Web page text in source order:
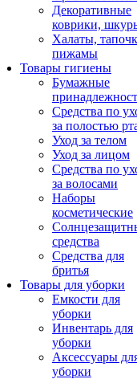
Декоративные
коврики,
Халаты,
пижамы
Товары гигиены
Бумажные
Средства по
за полостью
Уход за телом
Уход за лицом
Средства по
за волосами
Наборы
косметические
средства
Средства для
бритья
Товары для уборки
Емкости для
уборки
Инвентарь для
уборки
Аксессуары
уборки